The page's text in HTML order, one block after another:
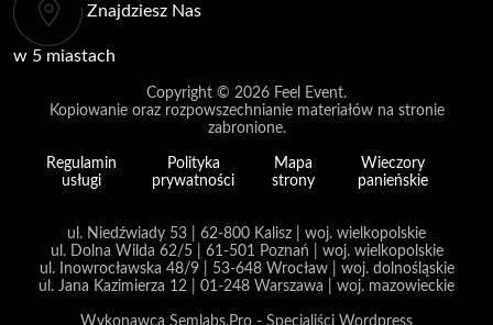
Znajdziesz Nas
w 5 miastach
Copyright © 2026 Feel Event.
Kopiowanie oraz rozpowszechnianie materiałów na stronie
zabronione.
Regulamin
usługi
Polityka
prywatności
Mapa
strony
Wieczory
panieńskie
ul. Niedźwiady 53 | 62-800 Kalisz | woj. wielkopolskie
ul. Dolna Wilda 62/5 | 61-501 Poznań | woj. wielkopolskie
ul. Inowrocławska 48/9 | 53-648 Wrocław | woj. dolnośląskie
ul. Jana Kazimierza 12 | 01-248 Warszawa | woj. mazowieckie
Wykonawca Semlabs.Pro - Specjaliści Wordpress